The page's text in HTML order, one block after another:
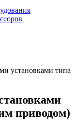
установками типа
приводом)